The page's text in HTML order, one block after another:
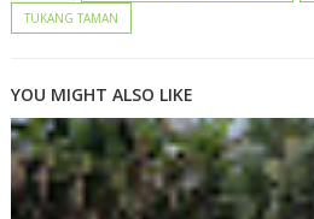
TUKANG TAMAN
YOU MIGHT ALSO LIKE